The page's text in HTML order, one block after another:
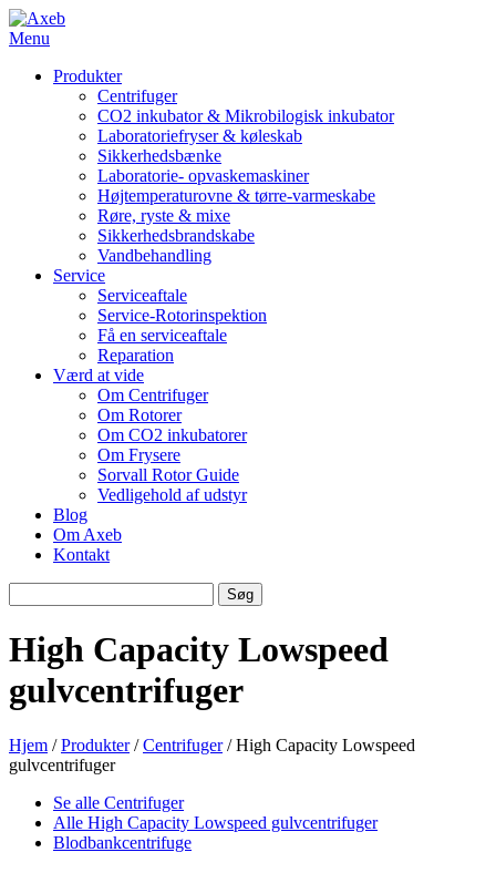
Menu
Produkter
Centrifuger
CO2 inkubator & Mikrobilogisk inkubator
Laboratoriefryser & køleskab
Sikkerhedsbænke
Laboratorie- opvaskemaskiner
Højtemperaturovne & tørre-varmeskabe
Røre, ryste & mixe
Sikkerhedsbrandskabe
Vandbehandling
Service
Serviceaftale
Service-Rotorinspektion
Få en serviceaftale
Reparation
Værd at vide
Om Centrifuger
Om Rotorer
Om CO2 inkubatorer
Om Frysere
Sorvall Rotor Guide
Vedligehold af udstyr
Blog
Om Axeb
Kontakt
efter
Søg
High Capacity Lowspeed
gulvcentrifuger
Hjem /Produkter/Centrifuger/ High Capacity Lowspeed
gulvcentrifuger
Se alle Centrifuger
Alle High Capacity Lowspeed gulvcentrifuger
Blodbankcentrifuge